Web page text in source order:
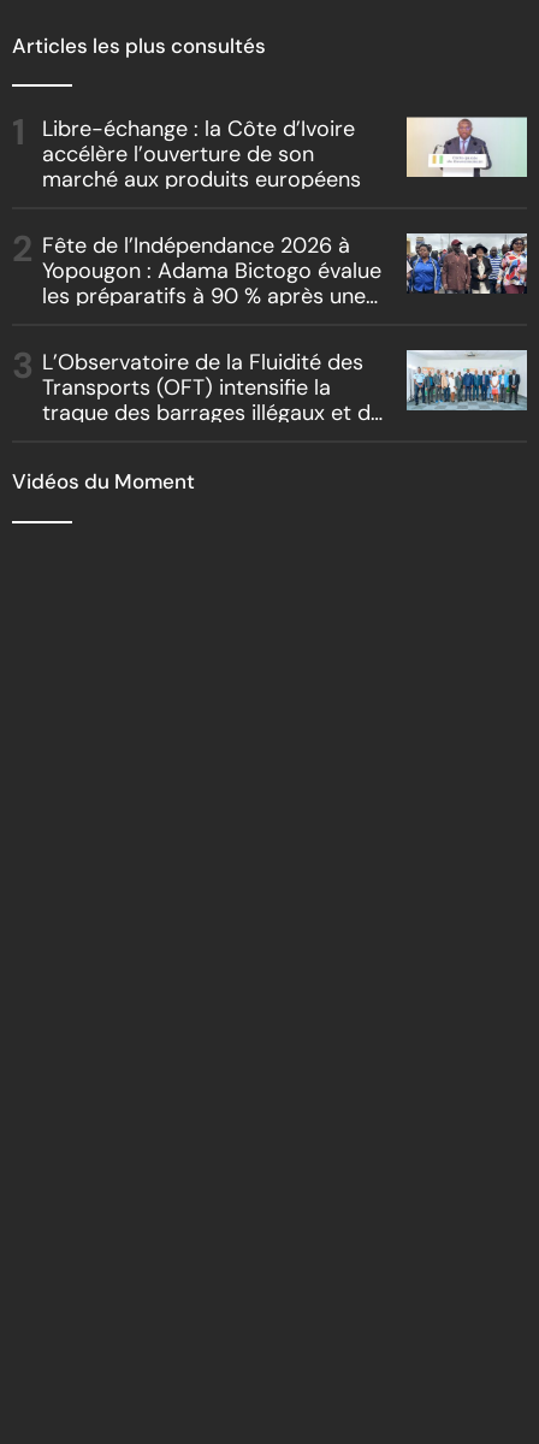
Articles les plus consultés
Libre-échange : la Côte d’Ivoire
accélère l’ouverture de son
marché aux produits européens
Fête de l’Indépendance 2026 à
Yopougon : Adama Bictogo évalue
les préparatifs à 90 % après une
L’Observatoire de la Fluidité des
Transports (OFT) intensifie la
traque des barrages illégaux et du
Vidéos du Moment